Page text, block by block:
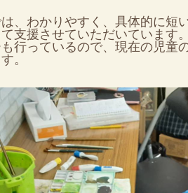
、わかりやすく、具体的に短
支援させていただいています
行っているので、現在の児童
。